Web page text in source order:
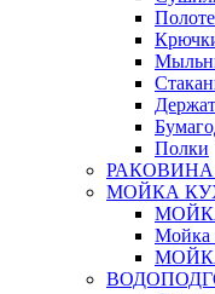
Полки
РАКОВИНА
МОЙКА
МОЙКА
Мойка
МОЙКА